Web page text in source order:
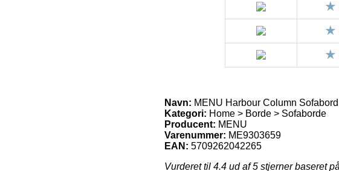
Navn: MENU Harbour Column
Kategori: Home > Borde > Sofaborde
Producent: MENU
Varenummer: ME9303659
EAN: 5709262042265
Vurderet til 4.4 ud af 5 stjerner baseret på